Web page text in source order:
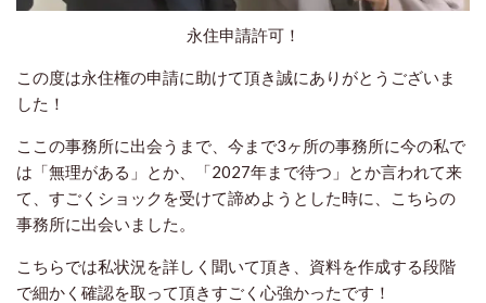
永住申請許可！
この度は永住権の申請に助けて頂き誠にありがとうございま
した！
ここの事務所に出会うまで、今まで3ヶ所の事務所に今の私で
は「無理がある」とか、「2027年まで待つ」とか言われて来
て、すごくショックを受けて諦めようとした時に、こちらの
事務所に出会いました。
こちらでは私状況を詳しく聞いて頂き、資料を作成する段階
で細かく確認を取って頂きすごく心強かったです！